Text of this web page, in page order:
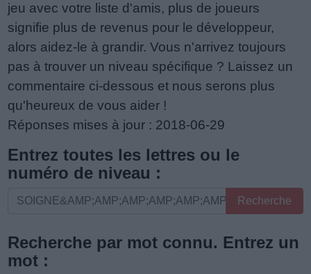
jeu avec votre liste d'amis, plus de joueurs
signifie plus de revenus pour le développeur,
alors aidez-le à grandir. Vous n'arrivez toujours
pas à trouver un niveau spécifique ? Laissez un
commentaire ci-dessous et nous serons plus
qu'heureux de vous aider !
Réponses mises à jour : 2018-06-29
Entrez toutes les lettres ou le
numéro de niveau :
Entrez
les
lettres
Recherche
Recherche par mot connu. Entrez un
mot :